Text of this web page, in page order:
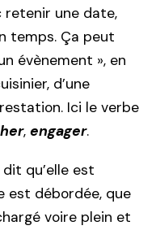
retenir une date,
temps. Ça peut
évènement », en
d’une
Ici le verbe
, engager.
qu’elle est
est débordée, que
voire plein et